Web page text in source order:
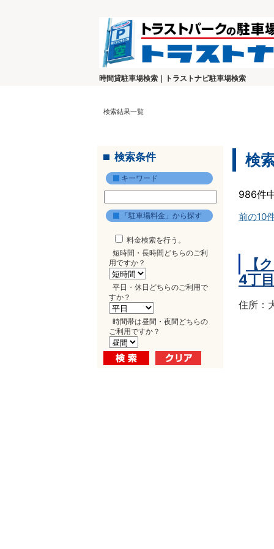
時間貸駐車場検索｜トラストナビ駐車場検索
検索結果一覧
検索条件
キーワード
「駐車場料金」から探す
料金検索を行う。
短時間・長時間どちらのご利
用ですか？
平日・休日どちらのご利用で
すか？
時間帯は昼間・夜間どちらの
ご利用ですか？
検
986件
前の10
【
4丁目
住所：